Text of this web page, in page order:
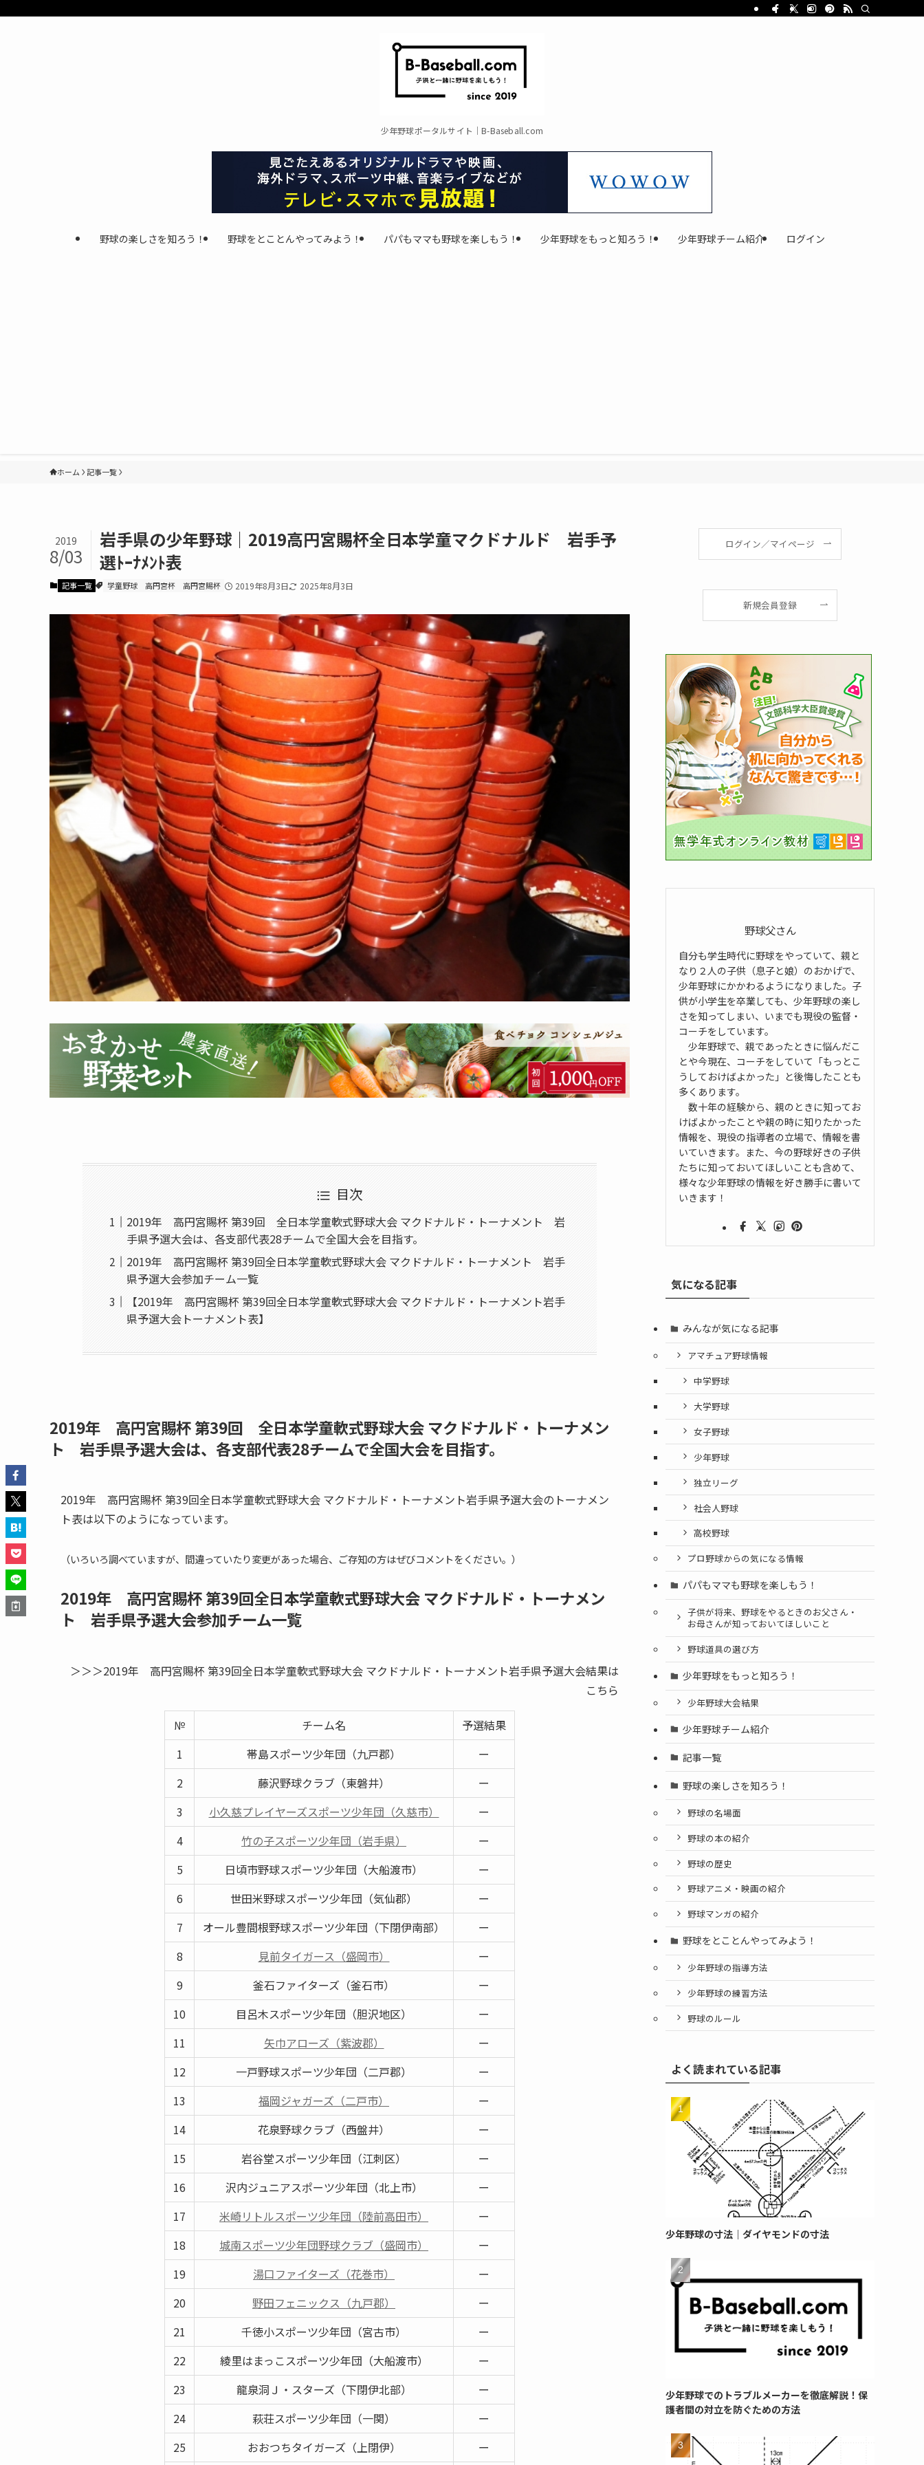
少年野球ポータルサイト｜B-Baseball.com
野球の楽しさを知ろう！ 野球をとことんやってみよう！ パパもママも野球を楽しもう！ 少年野球をもっと知ろう！ 少年野球チーム紹介 ログイン
ホーム 記事一覧
岩手県の少年野球｜2019高円宮賜杯全日本学童マクドナルド 岩手予
選ﾄｰﾅﾒﾝﾄ表
2019
8/03
記事一覧 学童野球 高円宮杯 高円宮賜杯 2019年8月3日 2025年8月3日
目次
2019年 高円宮賜杯 第39回 全日本学童軟式野球大会 マクドナルド・トーナメント 岩
手県予選大会は、各支部代表28チームで全国大会を目指す。
2019年 高円宮賜杯 第39回全日本学童軟式野球大会 マクドナルド・トーナメント 岩手
県予選大会参加チーム一覧
【2019年 高円宮賜杯 第39回全日本学童軟式野球大会 マクドナルド・トーナメント岩手
県予選大会トーナメント表】
2019年 高円宮賜杯 第39回 全日本学童軟式野球大会 マクドナルド・トーナメン
ト 岩手県予選大会は、各支部代表28チームで全国大会を目指す。
2019年 高円宮賜杯 第39回全日本学童軟式野球大会 マクドナルド・トーナメント岩手県予選大会のトーナメン
ト表は以下のようになっています。
（いろいろ調べていますが、間違っていたり変更があった場合、ご存知の方はぜびコメントをください。）
2019年 高円宮賜杯 第39回全日本学童軟式野球大会 マクドナルド・トーナメン
ト 岩手県予選大会参加チーム一覧
＞＞＞2019年 高円宮賜杯 第39回全日本学童軟式野球大会 マクドナルド・トーナメント岩手県予選大会結果は
こちら
№ チーム名
予選結果
1
帯島スポーツ少年団（九戸郡）
ー
2
藤沢野球クラブ（東磐井）
ー
3
小久慈プレイヤーズスポーツ少年団（久慈市）
ー
4
竹の子スポーツ少年団（岩手県）
ー
5
日頃市野球スポーツ少年団（大船渡市）
ー
6
世田米野球スポーツ少年団（気仙郡）
ー
7
オール豊間根野球スポーツ少年団（下閉伊南部）
ー
8
見前タイガース（盛岡市）
ー
9
釜石ファイターズ（釜石市）
ー
10
目呂木スポーツ少年団（胆沢地区）
ー
11
矢巾アローズ（紫波郡）
ー
12
一戸野球スポーツ少年団（二戸郡）
ー
13
福岡ジャガーズ（二戸市）
ー
14
花泉野球クラブ（西盤井）
ー
15
岩谷堂スポーツ少年団（江刺区）
ー
16
沢内ジュニアスポーツ少年団（北上市）
ー
17
米崎リトルスポーツ少年団（陸前高田市）
ー
18
城南スポーツ少年団野球クラブ（盛岡市）
ー
19
湯口ファイターズ（花巻市）
ー
20
野田フェニックス（九戸郡）
ー
21
千徳小スポーツ少年団（宮古市）
ー
22
綾里はまっこスポーツ少年団（大船渡市）
ー
23
龍泉洞Ｊ・スターズ（下閉伊北部）
ー
24
萩荘スポーツ少年団（一関）
ー
25
おおつちタイガーズ（上閉伊） ー
ログイン／マイページ
新規会員登録
野球父さん
自分も学生時代に野球をやっていて、親と
なり２人の子供（息子と娘）のおかげで、
少年野球にかかわるようになりました。子
供が小学生を卒業しても、少年野球の楽し
さを知ってしまい、いまでも現役の監督・
コーチをしています。
少年野球で、親であったときに悩んだこ
とや今現在、コーチをしていて「もっとこ
うしておけばよかった」と後悔したことも
多くあります。
数十年の経験から、親のときに知ってお
けばよかったことや親の時に知りたかった
情報を、現役の指導者の立場で、情報を書
いていきます。また、今の野球好きの子供
たちに知っておいてほしいことも含めて、
様々な少年野球の情報を好き勝手に書いて
いきます！
気になる記事
みんなが気になる記事
アマチュア野球情報
中学野球
大学野球
女子野球
少年野球
独立リーグ
社会人野球
高校野球
プロ野球からの気になる情報
パパもママも野球を楽しもう！
子供が将来、野球をやるときのお父さん・
お母さんが知っておいてほしいこと
野球道具の選び方
少年野球をもっと知ろう！
少年野球大会結果
少年野球チーム紹介
記事一覧
野球の楽しさを知ろう！
野球の名場面
野球の本の紹介
野球の歴史
野球アニメ・映画の紹介
野球マンガの紹介
野球をとことんやってみよう！
少年野球の指導方法
少年野球の練習方法
野球のルール
よく読まれている記事
少年野球の寸法｜ダイヤモンドの寸法
少年野球でのトラブルメーカーを徹底解説！保
護者間の対立を防ぐための方法